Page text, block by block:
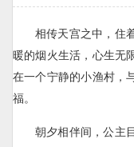
相传天宫之中，住
暖的烟火生活，心生无
在一个宁静的小渔村，
福。
朝夕相伴间，公主